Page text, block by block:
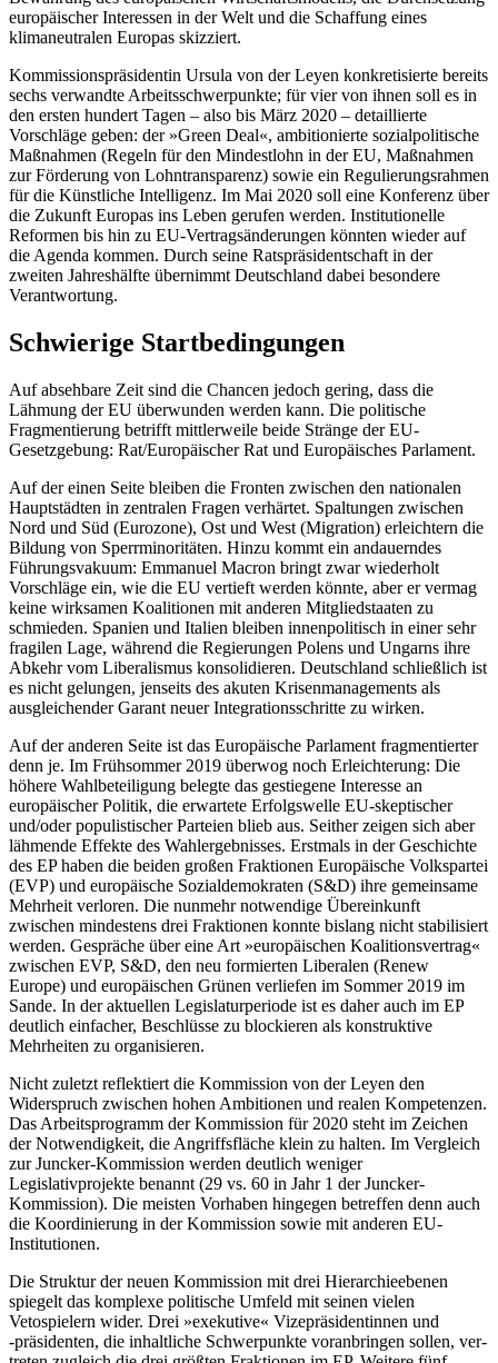
europäischer Interessen in der Welt und die Schaffung eines
klimaneutralen Europas skizziert.
Kommissionspräsidentin Ursula von der Leyen konkretisierte bereits
sechs verwandte Arbeitsschwerpunkte; für vier von ihnen soll es in
den ersten hundert Tagen – also bis März 2020 – detaillierte
Vorschläge geben: der »Green Deal«, ambitionierte sozialpolitische
Maßnahmen (Regeln für den Mindestlohn in der EU, Maßnahmen
zur Förderung von Lohntransparenz) sowie ein Regulierungsrahmen
für die Künstliche Intelligenz. Im Mai 2020 soll eine Konferenz über
die Zukunft Europas ins Leben gerufen werden. Institutionelle
Reformen bis hin zu EU-Vertragsänderungen könnten wieder auf
die Agenda kommen. Durch seine Ratspräsidentschaft in der
zweiten Jahreshälfte übernimmt Deutschland dabei besondere
Verantwortung.
Schwierige Startbedingungen
Auf absehbare Zeit sind die Chancen jedoch gering, dass die
Lähmung der EU überwun­den werden kann. Die politische
Fragmentierung betrifft mittlerweile beide Stränge der EU-
Gesetzgebung: Rat/Europäischer Rat und Europäisches Parlament.
Auf der einen Seite bleiben die Fronten zwischen den nationalen
Hauptstädten in zentralen Fragen verhärtet. Spaltungen zwischen
Nord und Süd (Eurozone), Ost und West (Migration) erleichtern die
Bildung von Sperrminoritäten. Hinzu kommt ein andauerndes
Führungsvakuum: Emmanuel Macron bringt zwar wiederholt
Vorschläge ein, wie die EU vertieft werden könnte, aberer vermag
keine wirksamen Koalitionen mit anderen Mitgliedstaaten zu
schmieden. Spanien und Italien bleiben innenpolitisch in einer sehr
fragilen Lage, während die Regierungen Polens und Ungarns ihre
Abkehr vom Liberalismus konsolidieren. Deutschland schließlich ist
es nicht ge­lungen, jenseits des akuten Krisenmanagements als
ausgleichender Garant neuer Integrationsschritte zu wirken.
Auf der anderen Seite ist das Europäische Parlament fragmentierter
denn je. Im Früh­sommer 2019 überwog noch Erleichterung: Die
höhere Wahlbeteiligung belegte das gestiegene Interesse an
europäischer Politik, die erwartete Erfolgswelle EU-skeptischer
und/oder populistischer Parteien blieb aus. Seither zeigen sich aber
lähmende Effekte des Wahlergebnisses. Erstmals in der Geschichte
des EP haben die beiden großen Frak­tionen Europäische Volkspartei
(EVP) und europäische Sozialdemokraten (S&D) ihre gemeinsame
Mehrheit verloren. Die nunmehr notwendige Übereinkunft
zwischen mindestens drei Fraktionen konn­te bislang nicht stabilisiert
werden. Gesprä­che über eine Art »europäischen Koalitionsvertrag«
zwischen EVP, S&D, den neu for­mierten Liberalen (Renew
Europe) und europäischen Grünen verliefen im Sommer 2019 im
Sande. In der aktuellen Legislaturperiode ist es daher auch im EP
deutlich einfacher, Beschlüsse zu blockieren als konstruktive
Mehrheiten zu organisieren.
Nicht zuletzt reflektiert die Kommission von der Leyen den
Widerspruch zwischen hohen Ambitionen und realen Kompeten­zen.
Das Arbeitsprogramm der Kommission für 2020 steht im Zeichen
der Notwendigkeit, die Angriffsfläche klein zu halten. Im Vergleich
zur Juncker-Kommission werden deutlich weniger
Legislativprojekte benannt (29 vs. 60 in Jahr 1 der Juncker-
Kommission). Die meisten Vorhaben hingegen betreffen denn auch
die Koordinierung in der Kom­mission sowie mit anderen EU-
Institu­tionen.
Die Struktur der neuen Kommission mit drei Hierarchieebenen
spiegelt das kom­plexe politische Umfeld mit seinen vielen
Vetospielern wider. Drei »exekutive« Vize­präsidentinnen und
‑präsidenten, die inhaltliche Schwerpunkte voranbringen sollen, ver­